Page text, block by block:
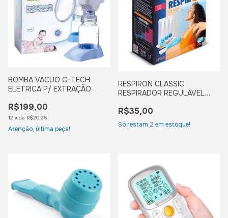
BOMBA VACUO G-TECH
ELETRICA P/ EXTRAÇÃO
R$199,00
12 x de R$20,25
Atenção, última peça!
RESPIRON CLASSIC
RESPIRADOR REGULAVEL
R$35,00
Só restam 2 em estoque!